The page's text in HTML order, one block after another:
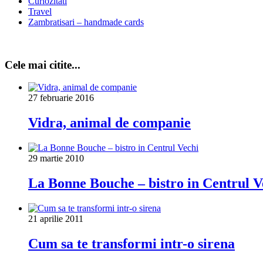
Travel
Zambratisari – handmade cards
Cele mai citite...
27 februarie 2016
Vidra, animal de companie
29 martie 2010
La Bonne Bouche – bistro in Centrul
21 aprilie 2011
Cum sa te transformi intr-o sirena